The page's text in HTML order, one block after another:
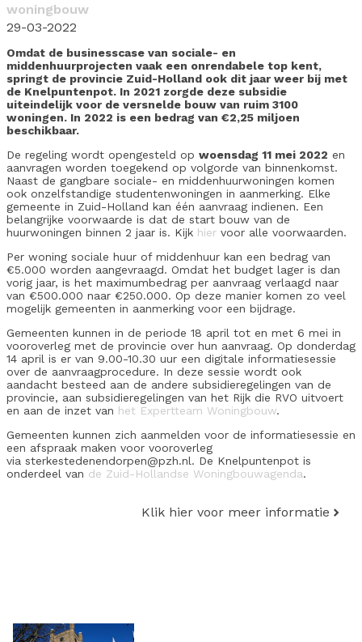
woningbouw
29-03-2022
Omdat de businesscase van sociale- en
middenhuurprojecten vaak een onrendabele top kent,
springt de provincie Zuid-Holland ook dit jaar weer bij met
de Knelpuntenpot. In 2021 zorgde deze subsidie
uiteindelijk voor de versnelde bouw van ruim 3100
woningen. In 2022 is een bedrag van €2,25 miljoen
beschikbaar.
De regeling wordt opengesteld op woensdag 11 mei 2022 en
aanvragen worden toegekend op volgorde van binnenkomst.
Naast de gangbare sociale- en middenhuurwoningen komen
ook onzelfstandige studentenwoningen in aanmerking. Elke
gemeente in Zuid-Holland kan één aanvraag indienen. Een
belangrijke voorwaarde is dat de start bouw van de
huurwoningen binnen 2 jaar is. Kijk hier voor alle voorwaarden.
Per woning sociale huur of middenhuur kan een bedrag van
€5.000 worden aangevraagd. Omdat het budget lager is dan
vorig jaar, is het maximumbedrag per aanvraag verlaagd naar
van €500.000 naar €250.000. Op deze manier komen zo veel
mogelijk gemeenten in aanmerking voor een bijdrage.
Gemeenten kunnen in de periode 18 april tot en met 6 mei in
vooroverleg met de provincie over hun aanvraag. Op donderdag
14 april is er van 9.00-10.30 uur een digitale informatiesessie
over de aanvraagprocedure. In deze sessie wordt ook
aandacht besteed aan de andere subsidieregelingen van de
provincie, aan subsidieregelingen van het Rijk die RVO uitvoert
en aan de inzet van het Expertteam Woningbouw.
Gemeenten kunnen zich aanmelden voor de informatiesessie en
een afspraak maken voor vooroverleg
via sterkestedenendorpen@pzh.nl. De Knelpuntenpot is
onderdeel van de Zuid-Hollandse Woningbouwagenda.
Klik hier voor meer informatie